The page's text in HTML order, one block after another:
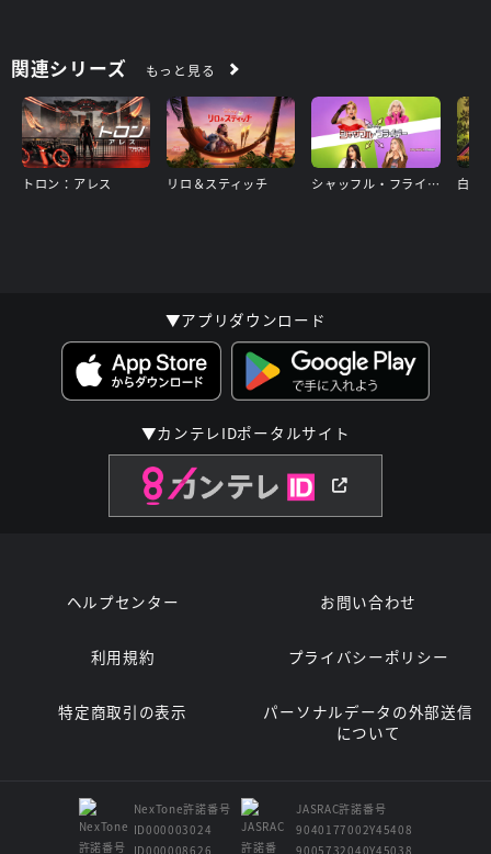
関連シリーズ もっと見る
トロン：アレス リロ＆スティッチ シャッフル・フライデー 白雪
▼アプリダウンロード
▼カンテレIDポータルサイト
ヘルプセンター お問い合わせ
利用規約 プライバシーポリシー
特定商取引の表示
パーソナルデータの外部送信
について
NexTone許諾番号
ID000003024
ID000008626
JASRAC許諾番号
9040177002Y45408
9005732040Y45038